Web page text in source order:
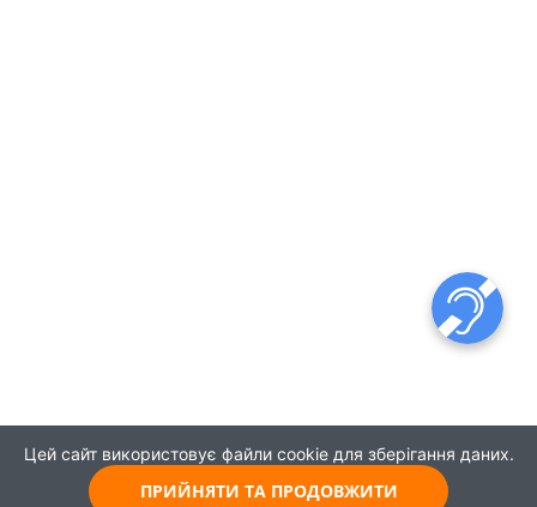
Цей сайт використовує файли cookie для зберігання даних.
ПРИЙНЯТИ ТА ПРОДОВЖИТИ